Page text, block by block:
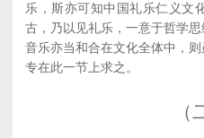
乐，斯亦可知中国礼乐仁义文
古，乃以见礼乐，一意于哲学思
音乐亦当和合在文化全体中，
专在此一节上求之。
（